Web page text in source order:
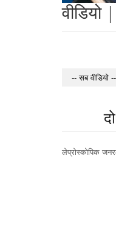
वीडियो |
-- सब वीडियो --
लेप्रोस्कोपिक